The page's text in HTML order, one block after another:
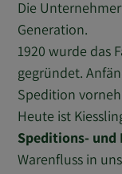
Die
Generation.
1920 wurde das
gegründet.
Spedition
Heute ist
Speditions-
Warenfluss in